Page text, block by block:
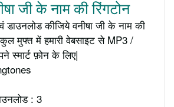
जी के नाम की रिंगटोन
डाउनलोड कीजिये वनीषा जी के नाम की
मुफ्त में हमारी वेबसाइट से MP3 /
स्मार्ट फ़ोन के लिए|
: 3